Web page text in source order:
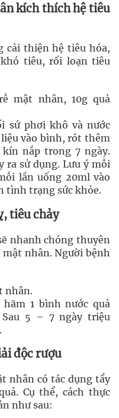
kích thích hệ tiêu
cải thiện hệ tiêu hóa,
tiêu, rối loạn tiêu
mật nhân, 10g quả
sứ phơi khô và nước
liệu vào bình, rót thêm
nắp trong 7 ngày.
ra sử dụng. Lưu ý mỗi
lần uống 20ml vào
tình trạng sức khỏe.
tiêu chảy
nhanh chóng thuyên
nhân. Người bệnh
nhân.
1 bình nước quả
5 – 7 ngày triệu
độc rượu
nhân có tác dụng tẩy
Cụ thể, cách thực
như sau: